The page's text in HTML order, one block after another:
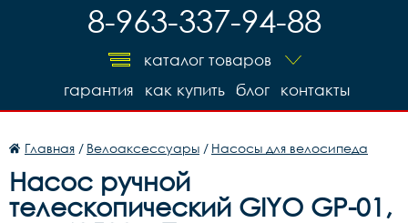
8-963-337-94-88
каталог товаров
контакты
блог
как купить
гарантия
Главная / Велоаксессуары / Насосы для велосипеда
Насос ручной
телескопический GIYO GP-01,